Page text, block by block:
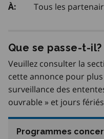
À: Tous les
Que se passe-t-il?
Veuillez consulter la
cette annonce pour
surveillance des
ouvrable » et jours
Programmes